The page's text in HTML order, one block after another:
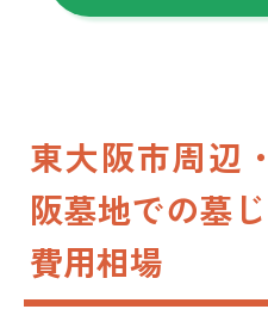
東大阪市周辺
阪墓地での墓
費用相場